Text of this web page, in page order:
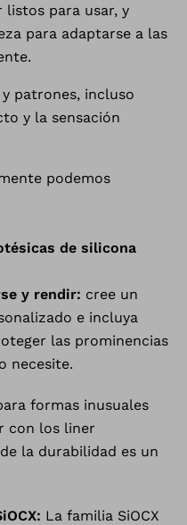
para usar, y
para adaptarse a las
patrones, incluso
y la sensación
podemos
de silicona
y rendir: cree un
e incluya
las prominencias
necesite.
formas inusuales
con los liner
la durabilidad es un
La familia SiOCX